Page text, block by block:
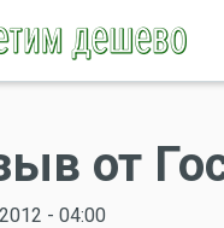
от
- 04:00